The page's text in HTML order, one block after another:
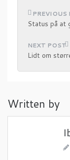
I
n
d
l
æ
s
n
Status på at
Lidt om
Written by